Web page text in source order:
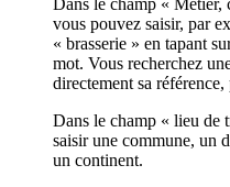
Dans le champ « Métier,
vous pouvez saisir, par
« brasserie » en tapant
mot. Vous recherchez
directement sa
Dans le champ « lieu de
saisir une commune, un
un continent.